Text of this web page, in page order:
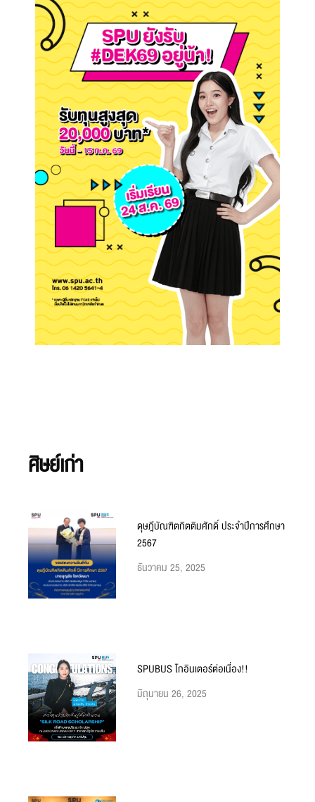
ศิษย์เก่า
ดุษฎีบัณฑิตกิตติมศักดิ์ ประจำปีการศึกษา
2567
ธันวาคม 25, 2025
SPUBUS โกอินเตอร์ต่อเนื่อง!!
มิถุนายน 26, 2025